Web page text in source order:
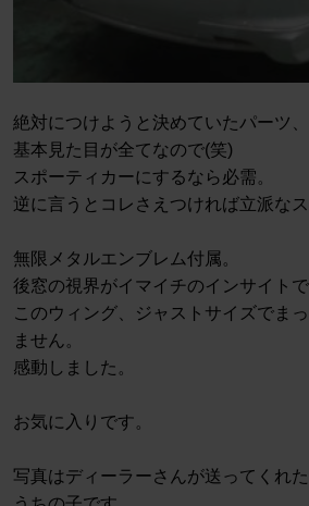
絶対につけようと決めていたパーツ
基本見た目が全てなので(笑)
スポーティカーにするなら必需。
逆に言うとコレさえつければ立派なス
無限メタルエンブレム付属。
後窓の視界がイマイチのインサイトで
このウィング、ジャストサイズでま
ません。
感動しました。
お気に入りです。
写真はディーラーさんが送ってくれ